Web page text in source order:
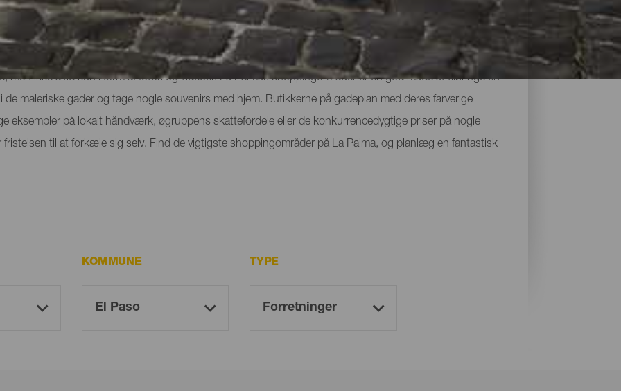
Palma?
men ikke altid kun i form af fotos og videoer. La Palmas shoppingområder er en god måde at tilbringe en
maleriske gader og tage nogle souvenirs med hjem. Butikkerne på gadeplan med deres farverige
eksempler på lokalt håndværk, øgruppens skattefordele eller de konkurrencedygtige priser på nogle
til at forkæle sig selv. Find de vigtigste shoppingområder på La Palma, og planlæg en fantastisk
KOMMUNE TYPE